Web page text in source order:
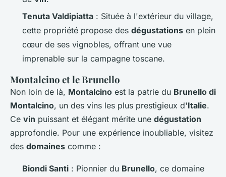
Tenuta Valdipiatta : Située à l'extérieur du village,
cette propriété propose des dégustations en plein
cœur de ses vignobles, offrant une vue
imprenable sur la campagne toscane.
Montalcino et le Brunello
Non loin de là, Montalcino est la patrie du Brunello di
Montalcino, un des vins les plus prestigieux d'Italie.
Ce vin puissant et élégant mérite une dégustation
approfondie. Pour une expérience inoubliable, visitez
des domaines comme :
Biondi Santi : Pionnier du Brunello, ce domaine